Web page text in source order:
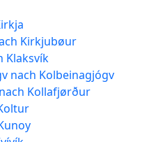
Kirkjubøur
Klaksvík
nach Kolbeinagjógv
Kollafjørður